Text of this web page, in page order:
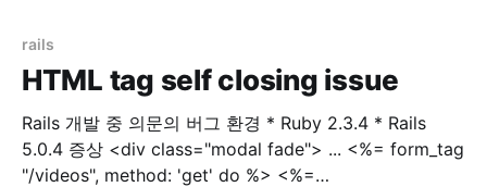
rails
HTML tag self closing issue
Rails 개발 중 의문의 버그 환경 * Ruby 2.3.4 * Rails
5.0.4 증상 <div class="modal fade"> ... <%= form_tag
"/videos", method: 'get' do %> <%=